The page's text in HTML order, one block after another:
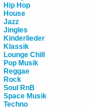
Hip Hop
House
Jazz
Jingles
Kinderlieder
Klassik
Lounge Chill
Pop Musik
Reggae
Rock
Soul RnB
Space Musik
Techno